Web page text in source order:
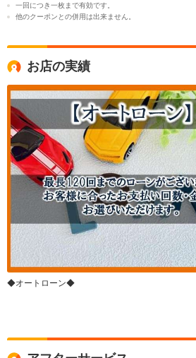
一回につき一枚まで有効です。
他のクーポンとの併用は出来ません。
お店の実績
◆オートローン◆